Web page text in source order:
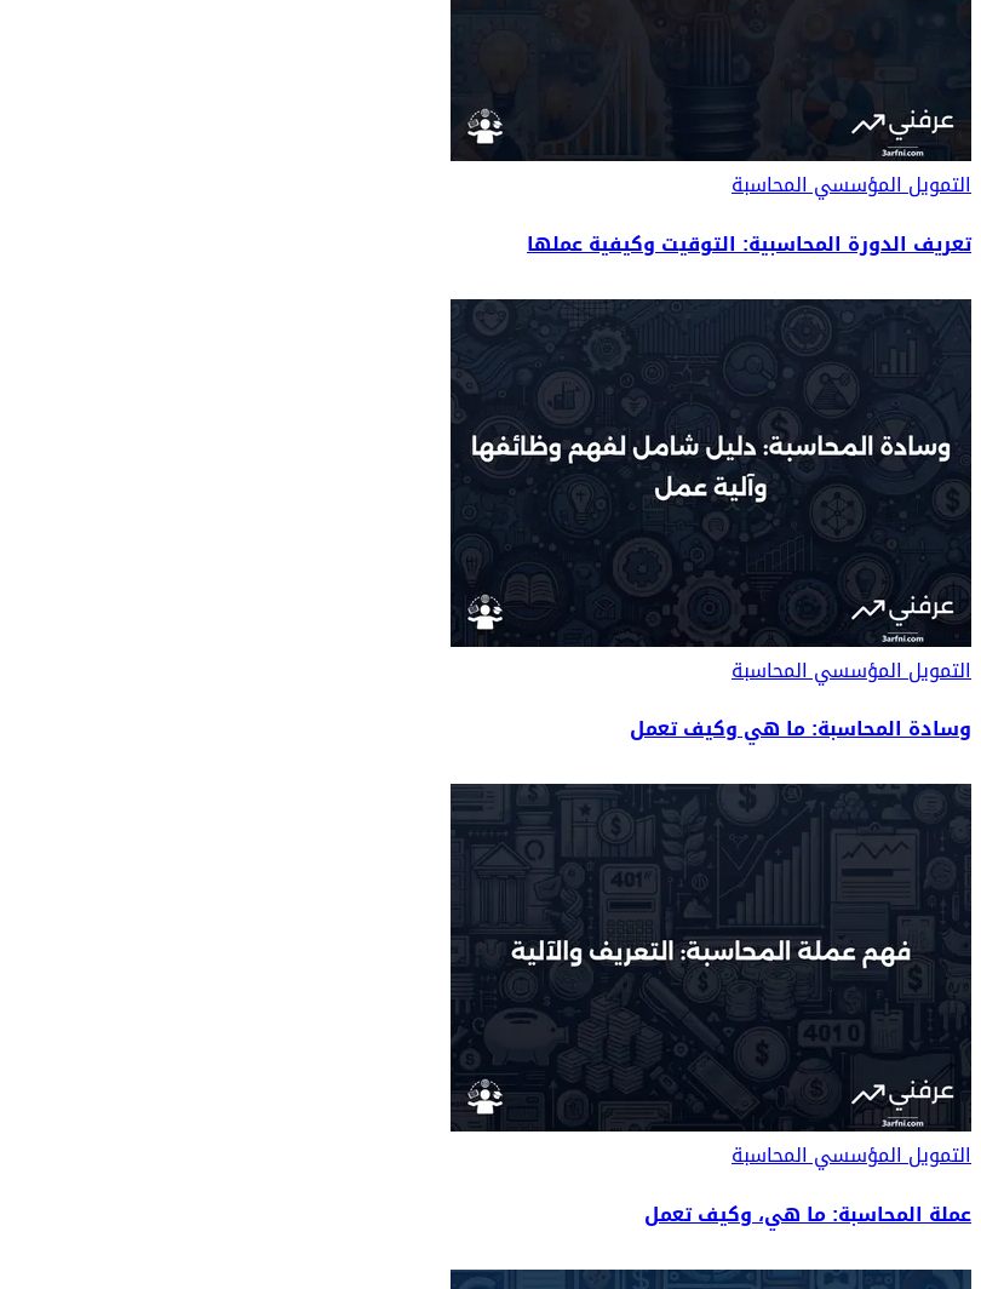
التمويل المؤسسيالمحاسبة
تعريف الدورة المحاسبية: التوقيت وكيفية عملها
التمويل المؤسسيالمحاسبة
وسادة المحاسبة: ما هي وكيف تعمل
التمويل المؤسسيالمحاسبة
عملة المحاسبة: ما هي، وكيف تعمل